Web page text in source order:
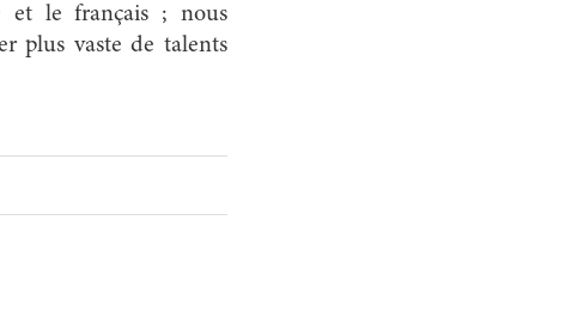
et le français ; nous
plus vaste de talents